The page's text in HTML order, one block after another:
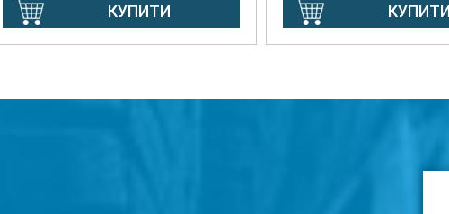
КУПИТИ КУПИТИ